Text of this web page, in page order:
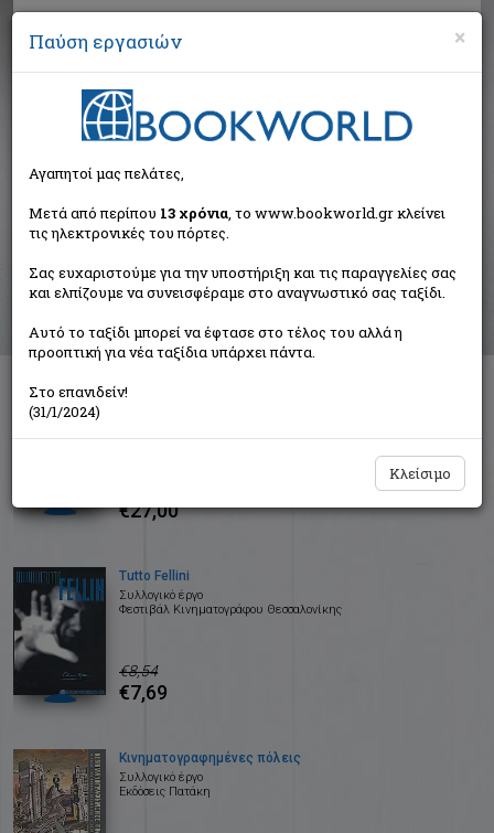
Αναζήτηση
Αποτελέσματα αναζήτησης
Συγγραφέας: Fellini Federico (5 βιβλία)
Ταξινόμηση ανά:
Όνειρα και εμμονές: τα σχέδια του Federico Fellini
Θεοχαράκη
€27,00
Tutto Fellini
Συλλογικό έργο
Φεστιβάλ Κινηματογράφου Θεσσαλονίκης
€8,54
€7,69
Κινηματογραφημένες πόλεις
Συλλογικό έργο
Εκδόσεις Πατάκη
×
Παύση εργασιών
Αγαπητοί μας πελάτες,
Μετά από περίπου 13 χρόνια, το www.bookworld.gr κλείνει
τις ηλεκτρονικές του πόρτες.
Σας ευχαριστούμε για την υποστήριξη και τις παραγγελίες σας
και ελπίζουμε να συνεισφέραμε στο αναγνωστικό σας ταξίδι.
Αυτό το ταξίδι μπορεί να έφτασε στο τέλος του αλλά η
προοπτική για νέα ταξίδια υπάρχει πάντα.
Στο επανιδείν!
(31/1/2024)
Κλείσιμο